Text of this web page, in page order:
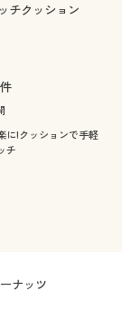
チクッション
件
に!クッションで手軽
チ
ナッツ